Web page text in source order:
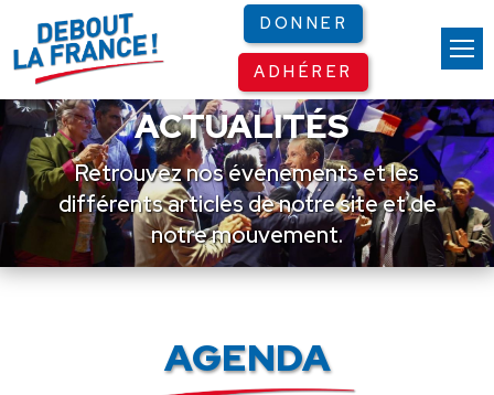
DONNER
ADHÉRER
ACTUALITÉS
Retrouvez nos événements et les
différents articles de notre site et de
notre mouvement.
AGENDA
Panneau de gestion des cookies